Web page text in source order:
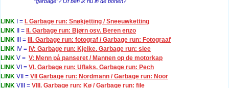
LINK I = I. Garbage run: Snøkjetting / Sneeuwketting
LINK II = II. Garbage run: Bjørn osv. Beren enzo
LINK III = III. Garbage run: fotograf / Garbage run: Fotograaf
LINK IV = IV: Garbage run: Kjelke. Garbage run: slee
LINK V = V: Menn på panseret / Mannen op de motorkap
LINK VI = VI. Garbage run: Uflaks. Garbage run: Pech
LINK VII = VII Garbage run: Nordmann / Garbage run: Noor
LINK VIII = VIII. Garbage run: Kø / Garbage run: file